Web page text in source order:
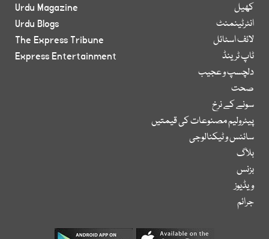
کھیل
انٹرٹینمنٹ
لائف اسٹائل
ٹاپ ٹرینڈ
دلچسپ و عجیب
صحت
سونے کے نرخ
پیٹرولیم مصنوعات کی قیمتیں
سائنس و ٹیکنالوجی
بلاگ
بزنس
ویڈیوز
جرائم
Urdu Magazine
Urdu Blogs
The Express Tribune
Express Entertainment